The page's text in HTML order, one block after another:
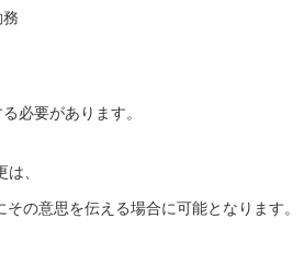
必要があります。
、
の意思を伝える場合に可能となります。